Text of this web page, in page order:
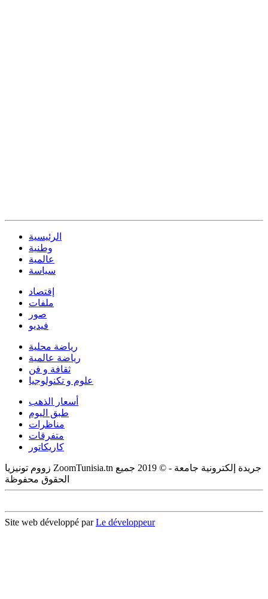
الرئيسية
وطنية
عالمية
سياسة
إقتصاد
ملفات
صور
فيديو
رياضة محلية
رياضة عالمية
ثقافة و فن
علوم و تكنولوجيا
أسعار الذهب
طبق اليوم
مناظرات
متفرقات
كاريكاتور
زووم تونيزيا ZoomTunisia.tn جريدة إلكترونية جامعة - © 2019 جميع
الحقوق محفوظة
Site web développé parLe développeur